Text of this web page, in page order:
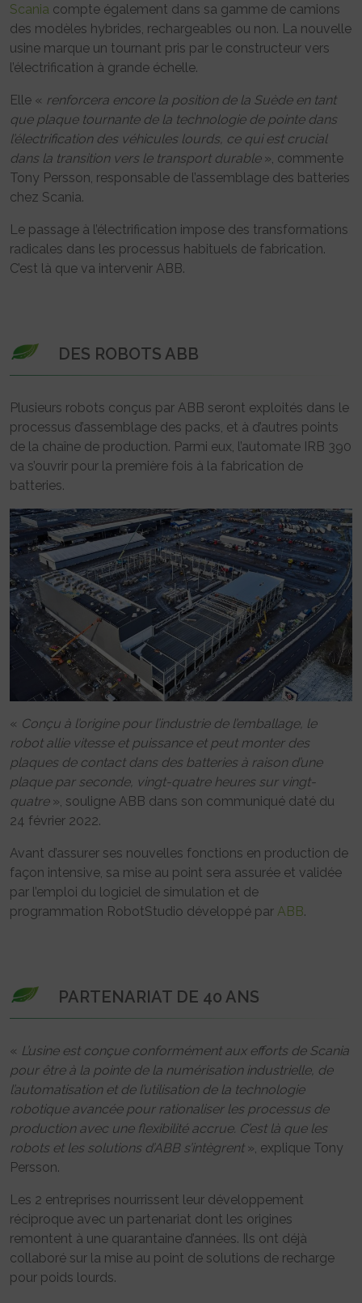
Scania compte également dans sa gamme de camions
des modèles hybrides, rechargeables ou non. La nouvelle
usine marque un tournant pris par le constructeur vers
l’électrification à grande échelle.
Elle « renforcera encore la position de la Suède en tant
que plaque tournante de la technologie de pointe dans
l’électrification des véhicules lourds, ce qui est crucial
dans la transition vers le transport durable», commente
Tony Persson, responsable de l’assemblage des batteries
chez Scania.
Le passage à l’électrification impose des transformations
radicales dans les processus habituels de fabrication.
C’est là que va intervenir ABB.
DES ROBOTS ABB
Plusieurs robots conçus par ABB seront exploités dans le
processus d’assemblage des packs, et à d’autres points
de la chaîne de production. Parmi eux, l’automate IRB 390
va s’ouvrir pour la première fois à la fabrication de
batteries.
« Conçu à l’origine pour l’industrie de l’emballage, le
robot allie vitesse et puissance et peut monter des
plaques de contact dans des batteries à raison d’une
plaque par seconde, vingt-quatre heures sur vingt-
quatre», souligne ABB dans son communiqué daté du
24 février 2022.
Avant d’assurer ses nouvelles fonctions en production de
façon intensive, sa mise au point sera assurée et validée
par l’emploi du logiciel de simulation et de
programmation RobotStudio développé par ABB.
PARTENARIAT DE 40 ANS
« L’usine est conçue conformément aux efforts de Scania
pour être à la pointe de la numérisation industrielle, de
l’automatisation et de l’utilisation de la technologie
robotique avancée pour rationaliser les processus de
production avec une flexibilité accrue. C’est là que les
robots et les solutions d’ABB s’intègrent », explique Tony
Persson.
Les 2 entreprises nourrissent leur développement
réciproque avec un partenariat dont les origines
remontent à une quarantaine d’années. Ils ont déjà
collaboré sur la mise au point de solutions de recharge
pour poids lourds.